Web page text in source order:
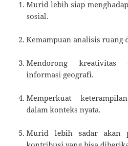
Murid lebih siap
sosial.
Kemampuan analisis ruang
Mendorong kreativitas
informasi geografi.
Memperkuat
dalam konteks nyata.
Murid lebih sadar akan